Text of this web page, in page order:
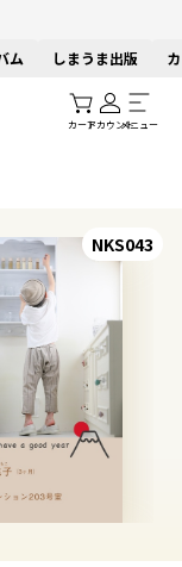
ム しまうま出版
カートアカウントメニュー
NKS043